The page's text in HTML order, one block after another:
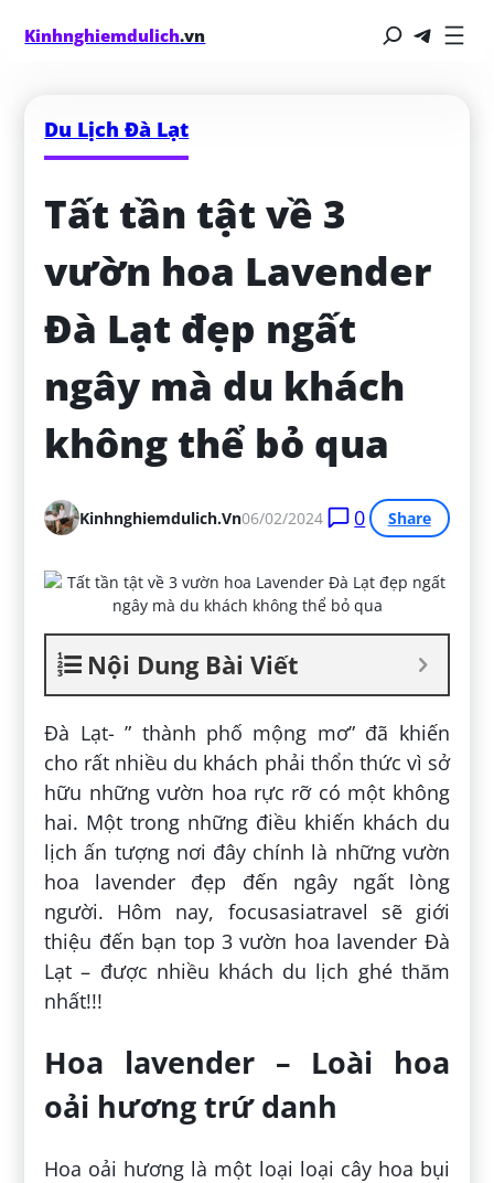
Kinhnghiemdulich.vn
Du Lịch Đà Lạt
Tất tần tật về 3
vườn hoa Lavender
Đà Lạt đẹp ngất
ngây mà du khách
không thể bỏ qua
Kinhnghiemdulich.vn06/02/2024 0 Share
Nội Dung Bài Viết
Đà Lạt- ” thành phố mộng mơ” đã khiến
cho rất nhiều du khách phải thổn thức vì sở
hữu những vườn hoa rực rỡ có một không
hai. Một trong những điều khiến khách du
lịch ấn tượng nơi đây chính là những vườn
hoa lavender đẹp đến ngây ngất lòng
người. Hôm nay, focusasiatravel sẽ giới
thiệu đến bạn top 3 vườn hoa lavender Đà
Lạt – được nhiều khách du lịch ghé thăm
nhất!!!
Hoa lavender – Loài hoa
oải hương trứ danh
Hoa oải hương là một loại loại cây hoa bụi